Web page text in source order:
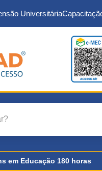
Universitária
em Educação 180 horas